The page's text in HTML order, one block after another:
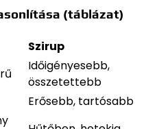
(táblázat)
Szirup
Időigényesebb,
összetettebb
Erősebb, tartósabb